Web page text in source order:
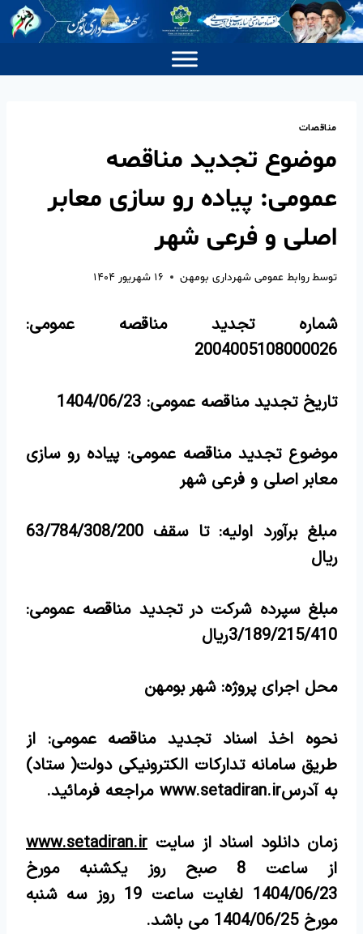
مناقصات
موضوع تجدید مناقصه
عمومی: پیاده رو سازی معابر
اصلی و فرعی شهر
توسطروابط عمومی شهرداری بومهن ۱۶ شهریور ۱۴۰۴
شماره تجدید مناقصه عمومی:
2004005108000026
تاریخ تجدید مناقصه عمومی: 1404/06/23
موضوع تجدید مناقصه عمومی: پیاده رو سازی
معابر اصلی و فرعی شهر
مبلغ برآورد اولیه: تا سقف 63/784/308/200
ریال
مبلغ سپرده شرکت در تجدید مناقصه عمومی:
3/189/215/410ریال
محل اجرای پروژه: شهر بومهن
نحوه اخذ اسناد تجدید مناقصه عمومی: از
طریق سامانه تدارکات الکترونیکی دولت( ستاد)
به آدرسwww.setadiran.ir مراجعه فرمائید.
زمان دانلود اسناد از سایت www.setadiran.ir
از ساعت 8 صبح روز یکشنبه مورخ
1404/06/23 لغایت ساعت 19 روز سه شنبه
مورخ 1404/06/25 می باشد.